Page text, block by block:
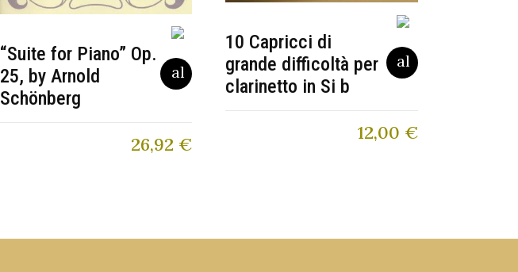
“Suite for Piano” Op.
25, by Arnold
Schönberg
26,92 €
10 Capricci di
grande difficoltà per
clarinetto in Si b
12,00 €